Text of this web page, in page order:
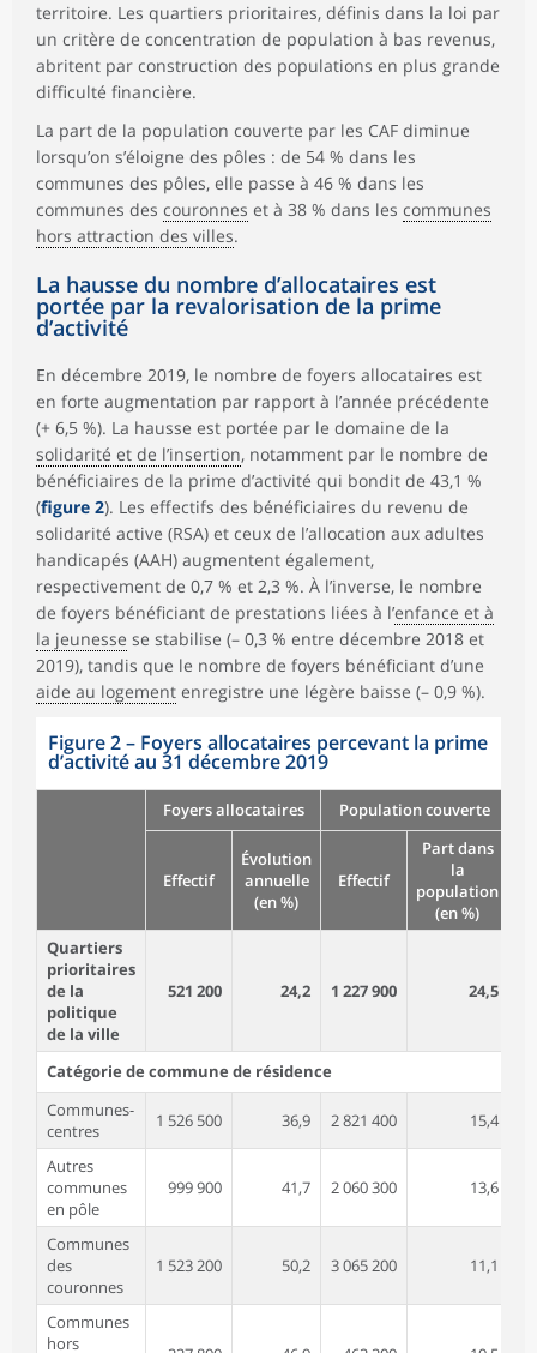
territoire. Les quartiers prioritaires, définis dans la loi par
un critère de concentration de population à bas revenus,
abritent par construction des populations en plus grande
difficulté financière.
La part de la population couverte par les CAF diminue
lorsqu’on s’éloigne des pôles : de 54 % dans les
communes des pôles, elle passe à 46 % dans les
communes des couronnes et à 38 % dans les communes
hors attraction des villes.
La hausse du nombre d’allocataires est
portée par la revalorisation de la prime
d’activité
En décembre 2019, le nombre de foyers allocataires est
en forte augmentation par rapport à l’année précédente
(+ 6,5 %). La hausse est portée par le domaine de la
solidarité et de l’insertion, notamment par le nombre de
bénéficiaires de la prime d’activité qui bondit de 43,1 %
(figure 2). Les effectifs des bénéficiaires du revenu de
solidarité active (RSA) et ceux de l’allocation aux adultes
handicapés (AAH) augmentent également,
respectivement de 0,7 % et 2,3 %. À l’inverse, le nombre
de foyers bénéficiant de prestations liées à l’enfance et à
la jeunesse se stabilise (– 0,3 % entre décembre 2018 et
2019), tandis que le nombre de foyers bénéficiant d’une
aide au logement enregistre une légère baisse (– 0,9 %).
Figure 2 – Foyers allocataires percevant la prime
d’activité au 31 décembre 2019
Foyers allocataires Population couverte
Effectif
Évolution
annuelle
(en %)
Effectif
Part dans
la
population
(en %)
Quartiers
prioritaires
de la
politique
de la ville
521 200 24,2 1 227 900 24,5
Catégorie de commune de résidence
Communes-
centres
1 526 500 36,9 2 821 400 15,4
Autres
communes
en pôle
999 900 41,7 2 060 300 13,6
Communes
des
couronnes
1 523 200 50,2 3 065 200 11,1
Communes
hors